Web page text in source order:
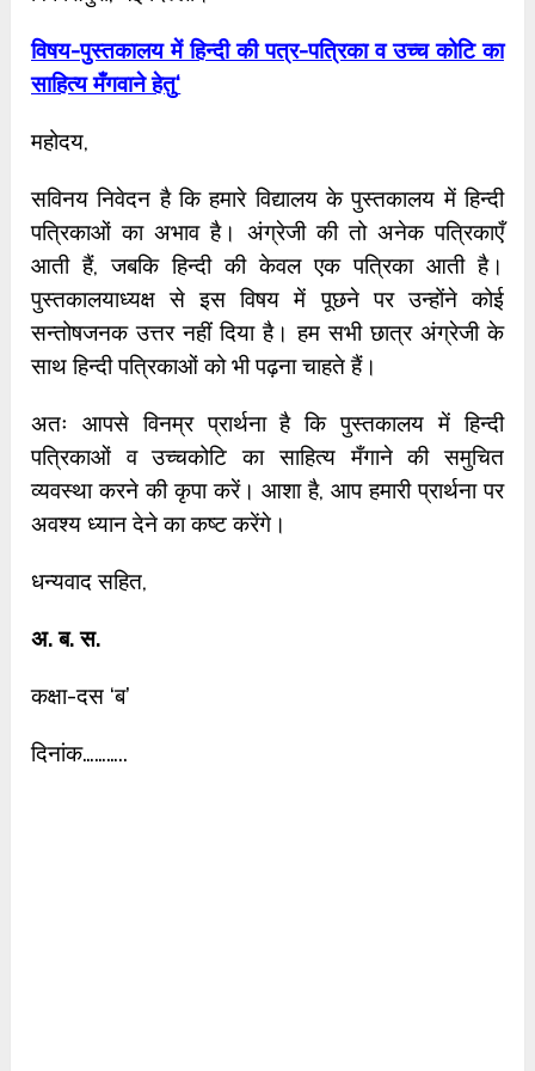
विषय-पुस्तकालय में हिन्दी की पत्र-पत्रिका व उच्च कोटि का
साहित्य मँगवाने हेतु‘
महोदय,
सविनय निवेदन है कि हमारे विद्यालय के पुस्तकालय में हिन्दी
पत्रिकाओं का अभाव है। अंग्रेजी की तो अनेक पत्रिकाएँ
आती हैं, जबकि हिन्दी की केवल एक पत्रिका आती है।
पुस्तकालयाध्यक्ष से इस विषय में पूछने पर उन्होंने कोई
सन्तोषजनक उत्तर नहीं दिया है। हम सभी छात्र अंग्रेजी के
साथ हिन्दी पत्रिकाओं को भी पढ़ना चाहते हैं।
अतः आपसे विनम्र प्रार्थना है कि पुस्तकालय में हिन्दी
पत्रिकाओं व उच्चकोटि का साहित्य मँगाने की समुचित
व्यवस्था करने की कृपा करें। आशा है, आप हमारी प्रार्थना पर
अवश्य ध्यान देने का कष्ट करेंगे।
धन्यवाद सहित,
अ. ब. स.
कक्षा-दस ‘ब’
दिनांक………..